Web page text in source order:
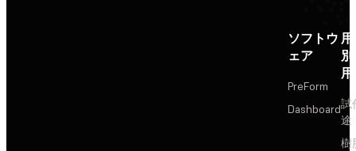
ソフトウ
ェア
PreForm
Dashboard試
途
樹